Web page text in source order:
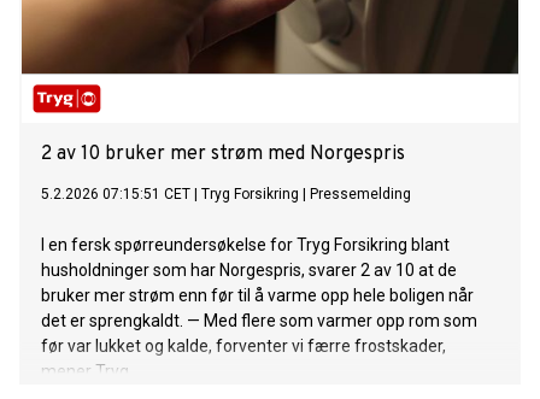
2 av 10 bruker mer strøm med Norgespris
5.2.2026 07:15:51 CET Tryg Forsikring Pressemelding
I en fersk spørreundersøkelse for Tryg Forsikring blant
husholdninger som har Norgespris, svarer 2 av 10 at de
bruker mer strøm enn før til å varme opp hele boligen når
det er sprengkaldt. — Med flere som varmer opp rom som
før var lukket og kalde, forventer vi færre frostskader,
mener Tryg.